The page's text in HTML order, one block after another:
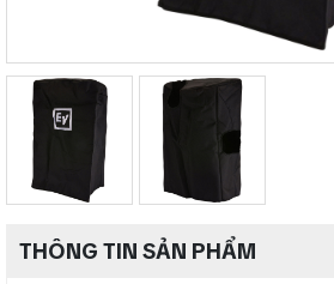
THÔNG TIN SẢN PHẨM